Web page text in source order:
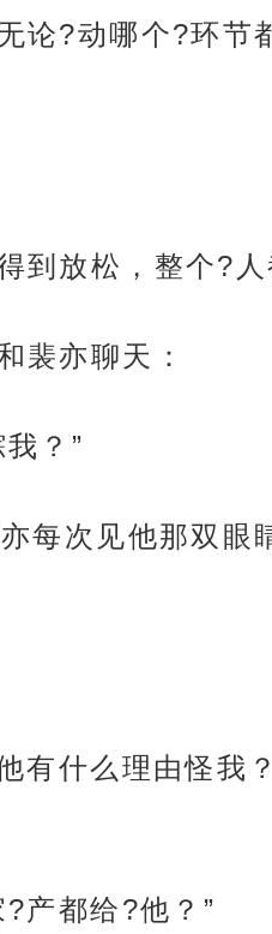
论?动哪个?环节
到放松，整个?人
裴亦聊天：
？”
每次见他那双眼
有什么理由怪我
产都给?他？”